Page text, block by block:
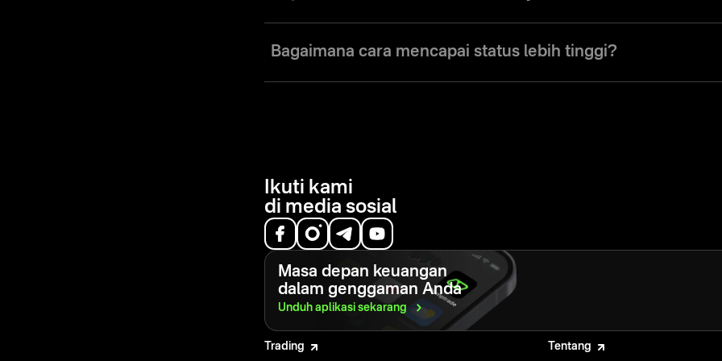
Bagaimana cara mencapai status lebih tinggi?
Ikuti kami
di media sosial
Masa depan keuangan
dalam genggaman Anda
Unduh aplikasi sekarang
Trading Tentang